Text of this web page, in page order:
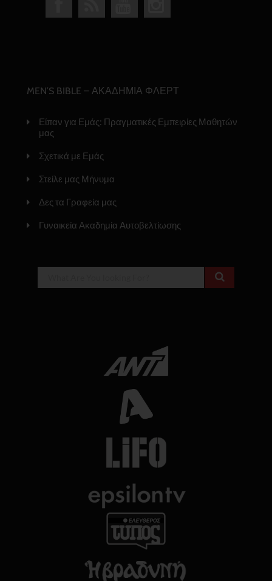
MEN’S BIBLE – ΑΚΑΔΗΜΙΑ ΦΛΕΡΤ
Είπαν για Εμάς: Πραγματικές Εμπειρίες Μαθητών
μας
Σχετικά με Εμάς
Στείλε μας Μήνυμα
Δες τα Γραφεία μας
Γυναικεία Ακαδημία Αυτοβελτίωσης